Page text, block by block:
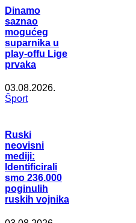
Dinamo
saznao
mogućeg
suparnika u
play-offu Lige
prvaka
03.08.2026.
Šport
Ruski
neovisni
mediji:
Identificirali
smo 236.000
poginulih
ruskih vojnika